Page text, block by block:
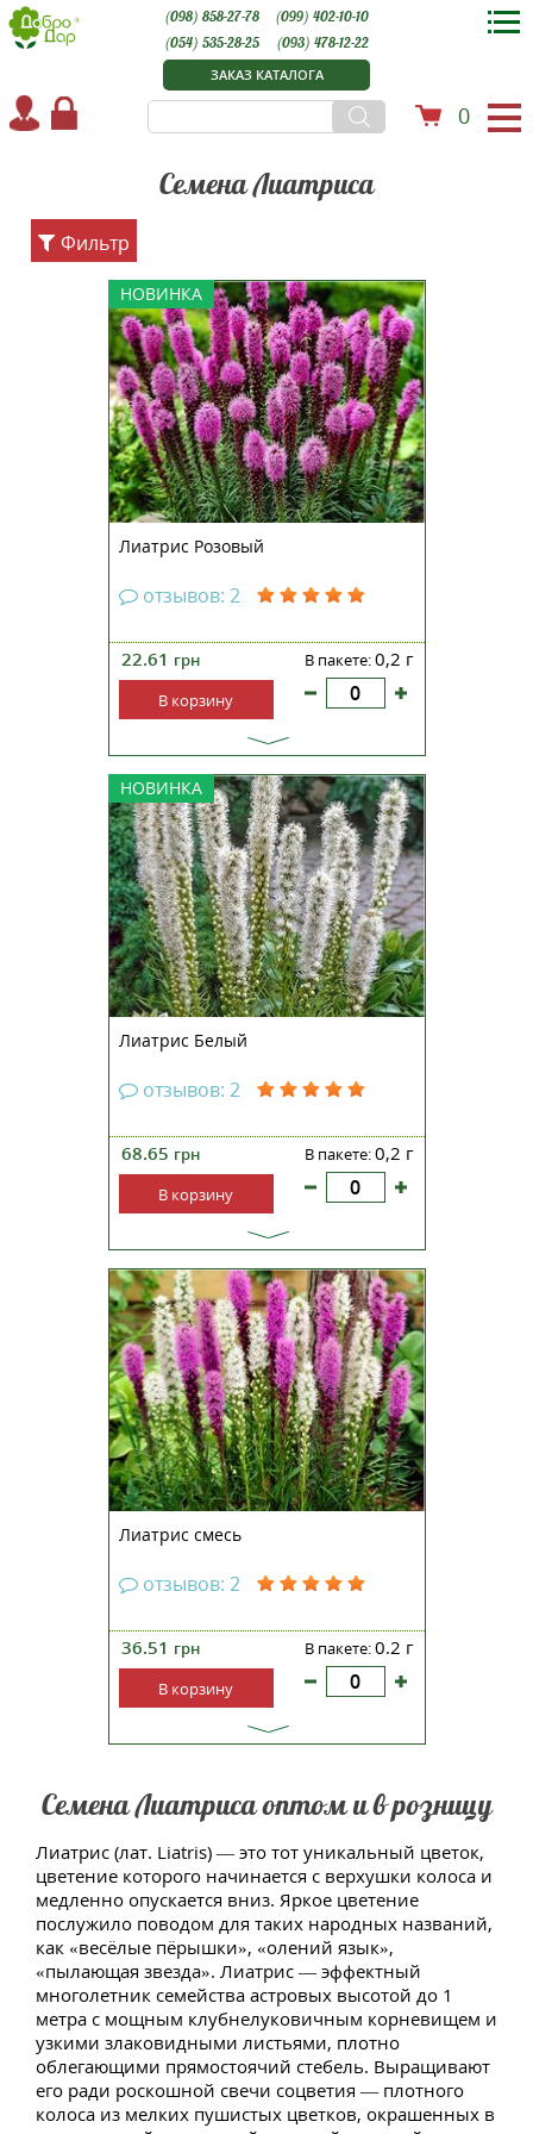
ЗАКАЗ КАТАЛОГА
0
(098) 858-27-78
(099) 402-10-10
(054) 535-28-25
(093) 478-12-22
Семена Лиатриса
Семена Лиатриса оптом и в розницу
Лиатрис (лат. Liatris) — это тот уникальный цветок,
цветение которого начинается с верхушки колоса и
медленно опускается вниз. Яркое цветение
послужило поводом для таких народных названий,
как «весёлые пёрышки», «олений язык»,
«пылающая звезда». Лиатрис — эффектный
многолетник семейства астровых высотой до 1
метра с мощным клубнелуковичным корневищем и
узкими злаковидными листьями, плотно
облегающими прямостоячий стебель. Выращивают
его ради роскошной свечи соцветия — плотного
колоса из мелких пушистых цветков, окрашенных в
НОВИНКА
Лиатрис колосковый 'Rose
Purple' (Liatris spicata 'Rose
Purple') Лиатрис колосковый
'Rose Purple' - это многолетнее
травянистое растение,
относящееся к семейству
Астровых (Asteraceae). Этот сорт
отличается своими яркими,
розово-п...
Лиатрис Розовый
отзывов: 2
22.61 грн В пакете:0,2 г
В корзину
НОВИНКА
Лиатрис колосковый 'White'
(Liatris spicata 'White') Лиатрис
колосковый 'White' - это
элегантное многолетнее
растение, относящееся к
семейству Астровых (Asteraceae).
Этот сорт отличается своими
нежными, белоснежными
цветками, соб...
Лиатрис Белый
отзывов: 2
68.65 грн В пакете:0,2 г
В корзину
Надежный зимостойкий
многолетник, отличается
оригинальным длительным
цветением. Травянистое
растение с простыми
устойчивыми стеблями. Высота
лиатрис зависит от природно-
климатических условий и
колеблется от 50 см до 1 м.
Цветки ме...
Лиатрис смесь
отзывов: 2
36.51 грн В пакете:0.2 г
В корзину
Фильтр